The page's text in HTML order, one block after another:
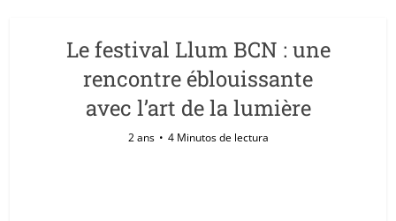
Le festival Llum BCN : une
rencontre éblouissante
avec l’art de la lumière
2 ans 4 Minutos de lectura